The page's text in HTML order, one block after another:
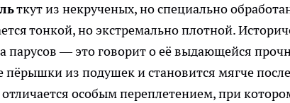
ткут из некрученых, но специально
тонкой, но экстремально плотной.
парусов — это говорит о её выдающейся
пёрышки из подушек и становится мягче
отличается особым переплетением, при